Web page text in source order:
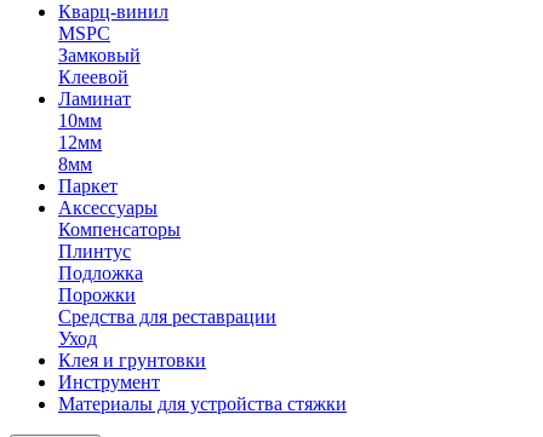
Кварц-винил
MSPC
Замковый
Клеевой
Ламинат
10мм
12мм
8мм
Паркет
Аксессуары
Компенсаторы
Плинтус
Подложка
Порожки
Средства для реставрации
Уход
Клея и грунтовки
Инструмент
Материалы для устройства стяжки